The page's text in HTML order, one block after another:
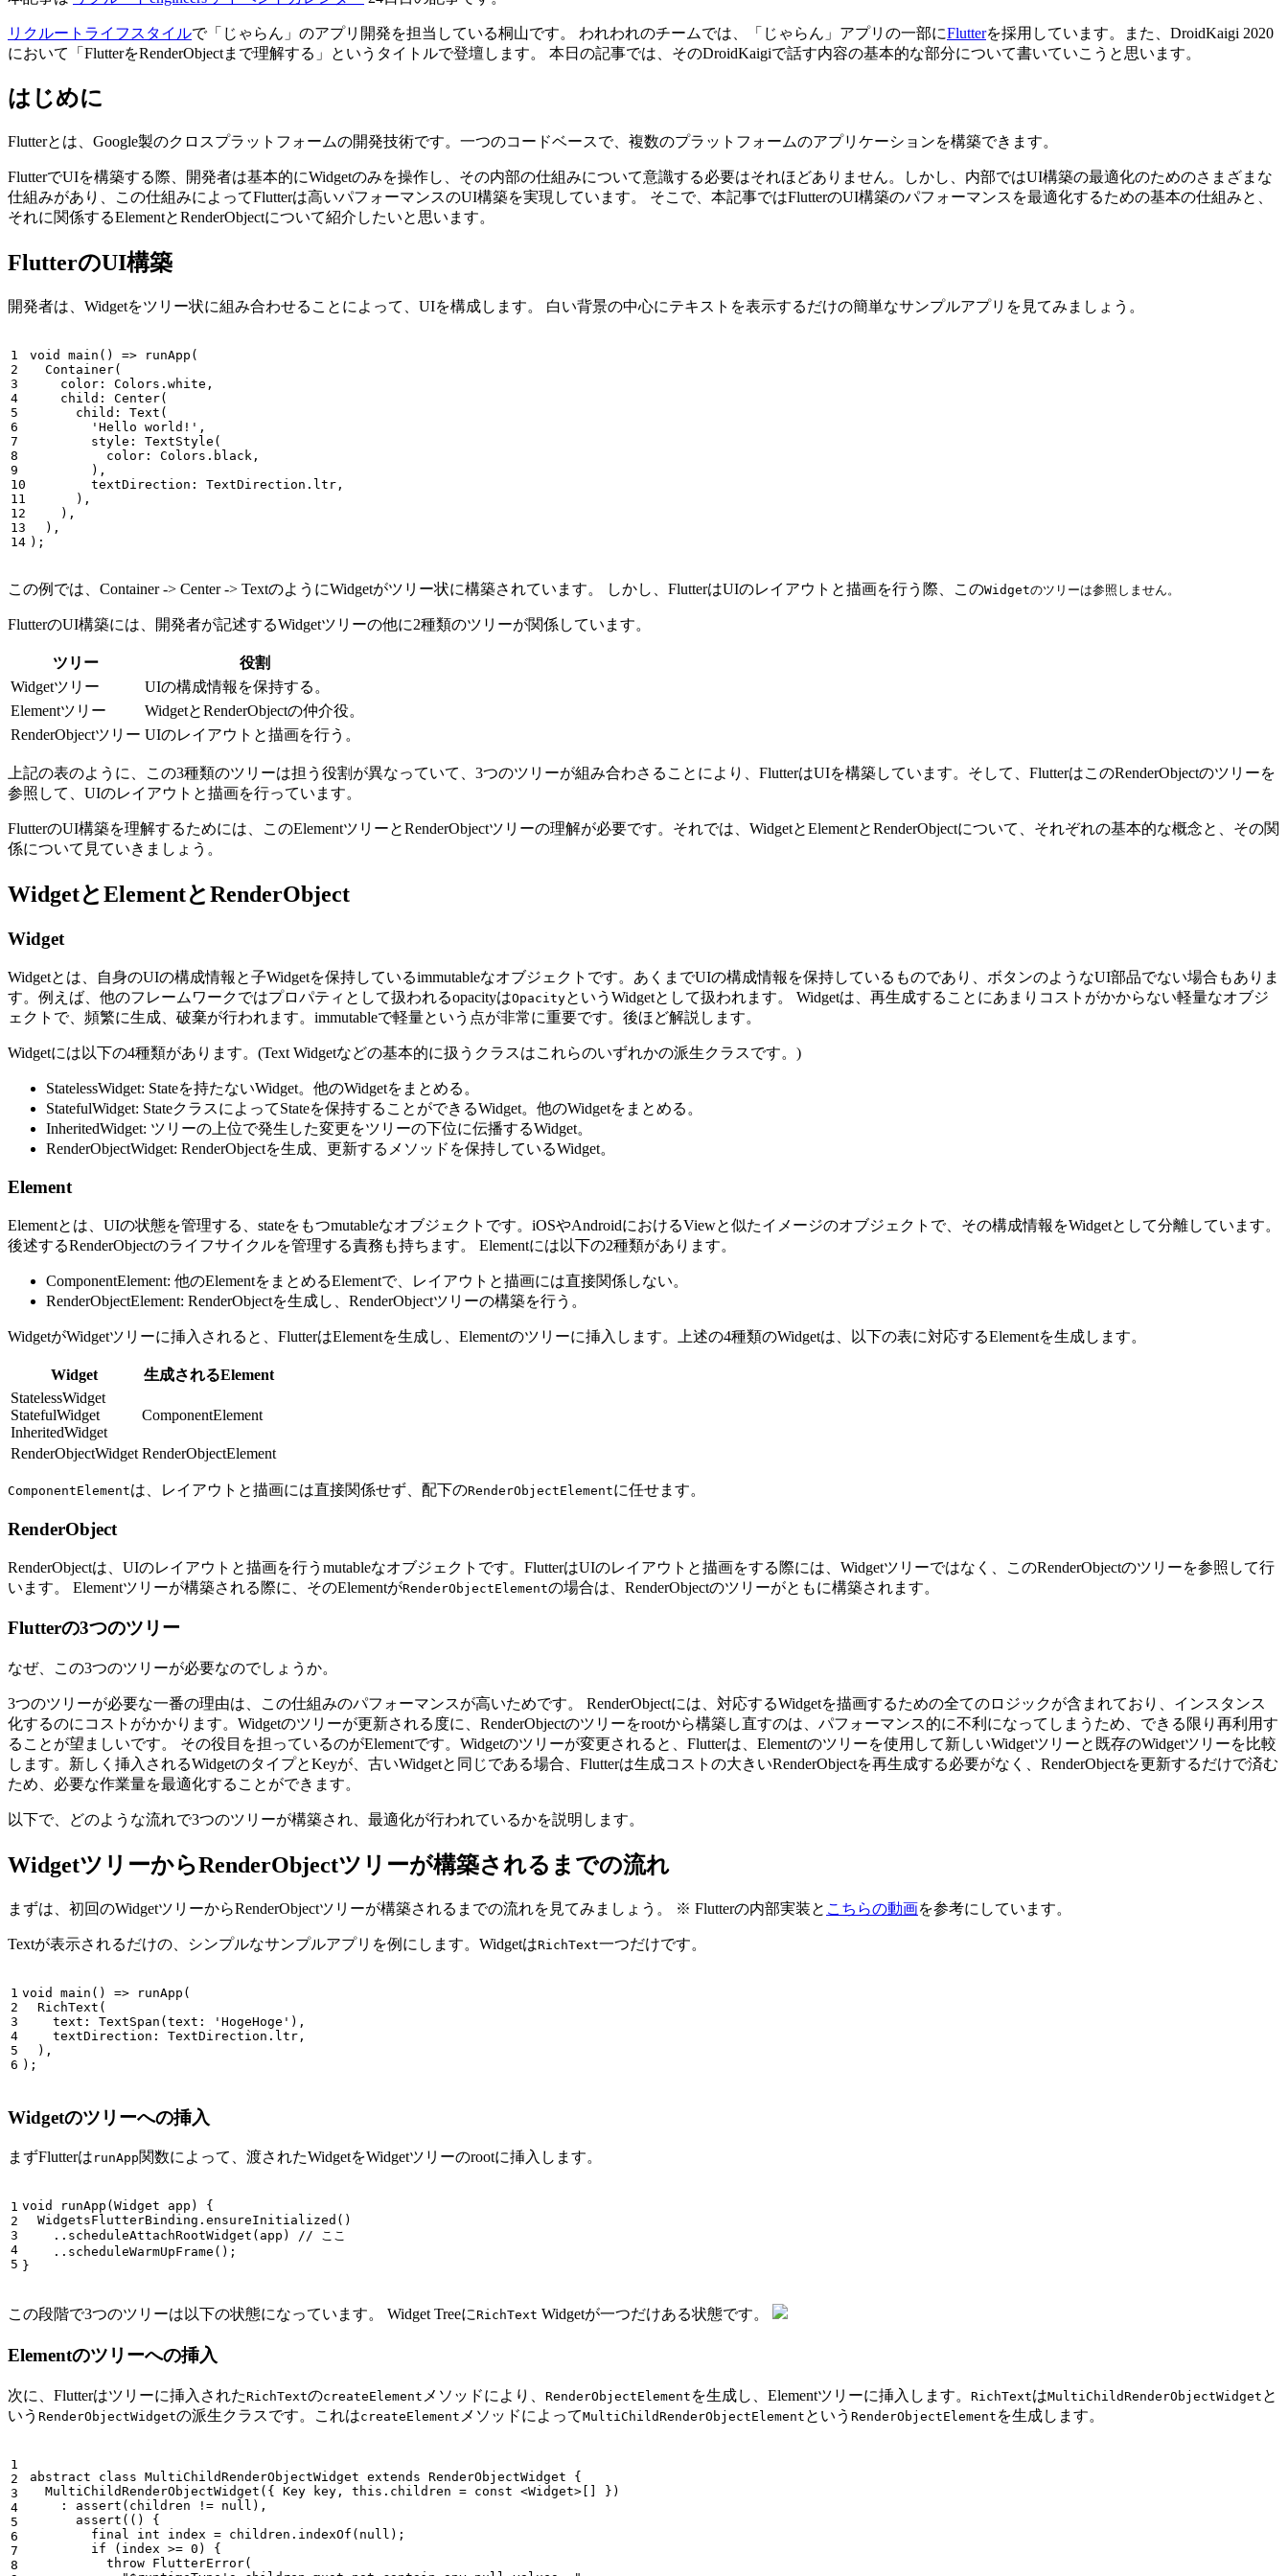
リクルートライフスタイルで「じゃらん」のアプリ開発を担当している桐山です。 われわれのチームでは、「じゃらん」アプリの一部にFlutterを採用しています。また、DroidKaigi 2020
において「FlutterをRenderObjectまで理解する」というタイトルで登壇します。 本日の記事では、そのDroidKaigiで話す内容の基本的な部分について書いていこうと思います。
はじめに
Flutterとは、Google製のクロスプラットフォームの開発技術です。一つのコードベースで、複数のプラットフォームのアプリケーションを構築できます。
FlutterでUIを構築する際、開発者は基本的にWidgetのみを操作し、その内部の仕組みについて意識する必要はそれほどありません。しかし、内部ではUI構築の最適化のためのさまざまな
仕組みがあり、この仕組みによってFlutterは高いパフォーマンスのUI構築を実現しています。 そこで、本記事ではFlutterのUI構築のパフォーマンスを最適化するための基本の仕組みと、
それに関係するElementとRenderObjectについて紹介したいと思います。
FlutterのUI構築
開発者は、Widgetをツリー状に組み合わせることによって、UIを構成します。 白い背景の中心にテキストを表示するだけの簡単なサンプルアプリを見てみましょう。
1
2
3
4
5
6
7
8
9
10
11
12
13
void main ( ) => runApp (
Container(
color:
Colors . white ,
child:
Center(
child:
Text (
'Hello world!' ,
style:
TextStyle (
color:
Colors . black ,
),
textDirection:
TextDirection . ltr ,
),
),
),
);
この例では、Container -> Center -> TextのようにWidgetがツリー状に構築されています。 しかし、FlutterはUIのレイアウトと描画を行う際、このWidgetのツリーは参照しません。
FlutterのUI構築には、開発者が記述するWidgetツリーの他に2種類のツリーが関係しています。
ツリー
役割
Widgetツリー
UIの構成情報を保持する。
Elementツリー
WidgetとRenderObjectの仲介役。
RenderObjectツリー UIのレイアウトと描画を行う。
上記の表のように、この3種類のツリーは担う役割が異なっていて、3つのツリーが組み合わさることにより、FlutterはUIを構築しています。そして、FlutterはこのRenderObjectのツリーを
参照して、UIのレイアウトと描画を行っています。
FlutterのUI構築を理解するためには、このElementツリーとRenderObjectツリーの理解が必要です。それでは、WidgetとElementとRenderObjectについて、それぞれの基本的な概念と、その関
係について見ていきましょう。
WidgetとElementとRenderObject
Widget
Widgetとは、自身のUIの構成情報と子Widgetを保持しているimmutableなオブジェクトです。あくまでUIの構成情報を保持しているものであり、ボタンのようなUI部品でない場合もありま
す。例えば、他のフレームワークではプロパティとして扱われるopacityはOpacityというWidgetとして扱われます。 Widgetは、再生成することにあまりコストがかからない軽量なオブジ
ェクトで、頻繁に生成、破棄が行われます。immutableで軽量という点が非常に重要です。後ほど解説します。
Widgetには以下の4種類があります。(Text Widgetなどの基本的に扱うクラスはこれらのいずれかの派生クラスです。)
StatelessWidget: Stateを持たないWidget。他のWidgetをまとめる。
StatefulWidget: StateクラスによってStateを保持することができるWidget。他のWidgetをまとめる。
InheritedWidget: ツリーの上位で発生した変更をツリーの下位に伝播するWidget。
RenderObjectWidget: RenderObjectを生成、更新するメソッドを保持しているWidget。
Element
Elementとは、UIの状態を管理する、stateをもつmutableなオブジェクトです。iOSやAndroidにおけるViewと似たイメージのオブジェクトで、その構成情報をWidgetとして分離しています。
後述するRenderObjectのライフサイクルを管理する責務も持ちます。 Elementには以下の2種類があります。
ComponentElement: 他のElementをまとめるElementで、レイアウトと描画には直接関係しない。
RenderObjectElement: RenderObjectを生成し、RenderObjectツリーの構築を行う。
WidgetがWidgetツリーに挿入されると、FlutterはElementを生成し、Elementのツリーに挿入します。上述の4種類のWidgetは、以下の表に対応するElementを生成します。
Widget
生成されるElement
StatelessWidget
StatefulWidget
InheritedWidget
ComponentElement
RenderObjectWidget RenderObjectElement
ComponentElementは、レイアウトと描画には直接関係せず、配下のRenderObjectElementに任せます。
RenderObject
RenderObjectは、UIのレイアウトと描画を行うmutableなオブジェクトです。FlutterはUIのレイアウトと描画をする際には、Widgetツリーではなく、このRenderObjectのツリーを参照して行
います。 Elementツリーが構築される際に、そのElementがRenderObjectElementの場合は、RenderObjectのツリーがともに構築されます。
Flutterの3つのツリー
なぜ、この3つのツリーが必要なのでしょうか。
3つのツリーが必要な一番の理由は、この仕組みのパフォーマンスが高いためです。 RenderObjectには、対応するWidgetを描画するための全てのロジックが含まれており、インスタンス
化するのにコストがかかります。Widgetのツリーが更新される度に、RenderObjectのツリーをrootから構築し直すのは、パフォーマンス的に不利になってしまうため、できる限り再利用す
ることが望ましいです。 その役目を担っているのがElementです。Widgetのツリーが変更されると、Flutterは、Elementのツリーを使用して新しいWidgetツリーと既存のWidgetツリーを比較
します。新しく挿入されるWidgetのタイプとKeyが、古いWidgetと同じである場合、Flutterは生成コストの大きいRenderObjectを再生成する必要がなく、RenderObjectを更新するだけで済む
ため、必要な作業量を最適化することができます。
以下で、どのような流れで3つのツリーが構築され、最適化が行われているかを説明します。
WidgetツリーからRenderObjectツリーが構築されるまでの流れ
まずは、初回のWidgetツリーからRenderObjectツリーが構築されるまでの流れを見てみましょう。 ※ Flutterの内部実装と こちらの動画を参考にしています。
Textが表示されるだけの、シンプルなサンプルアプリを例にします。WidgetはRichText一つだけです。
1
2
3
4
5
void main ( ) => runApp (
RichText (
text:
TextSpan ( text: 'HogeHoge' ),
textDirection:
TextDirection . ltr ,
),
);
Widgetのツリーへの挿入
まずFlutterは runApp関数によって、渡されたWidgetをWidgetツリーのrootに挿入します。
1
2
3
4
void runApp ( Widget app )
{
WidgetsFlutterBinding . ensureInitialized ()
.. scheduleAttachRootWidget ( app )
// ここ
.. scheduleWarmUpFrame ();
}
この段階で3つのツリーは以下の状態になっています。 Widget TreeにRichText Widgetが一つだけある状態です。
Elementのツリーへの挿入
次に、Flutterはツリーに挿入されたRichTextのcreateElement メソッドにより、 RenderObjectElement を生成し、Elementツリーに挿入します。 RichTextはMultiChildRenderObjectWidget と
いう RenderObjectWidgetの派生クラスです。これはcreateElement メソッドによってMultiChildRenderObjectElement という RenderObjectElement を生成します。
1
2
3
4
5
6
7
8
abstract class MultiChildRenderObjectWidget extends RenderObjectWidget
{
MultiChildRenderObjectWidget ({ Key key , this . children = const <Widget>[]
})
:
assert ( children != null ),
assert (()
{
final
int index = children . indexOf ( null );
if
( index >= 0 )
{
throw FlutterError(